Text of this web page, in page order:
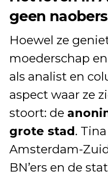
geen
Hoewel ze
moederschap
als analist en
aspect waar ze
stoort: de
grote stad.
Amsterdam-
BN’ers en de